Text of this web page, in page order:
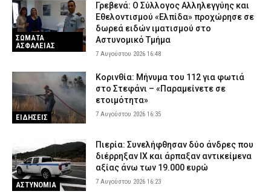
ΣΩΜΑΤΑ
ΑΣΦΑΛΕΙΑΣ
Γρεβενά: Ο Σύλλογος Αλληλεγγύης και
Εθελοντισμού «Ελπίδα» προχώρησε σε
δωρεά ειδών ιματισμού στο
Αστυνομικό Τμήμα
7 Αυγούστου 2026 16:48
ΕΙΔΗΣΕΙΣ
Κορινθία: Μήνυμα του 112 για φωτιά
στο Στεφάνι – «Παραμείνετε σε
ετοιμότητα»
7 Αυγούστου 2026 16:35
ΑΣΤΥΝΟΜΙΑ
Πιερία: Συνελήφθησαν δύο άνδρες που
διέρρηξαν ΙΧ και άρπαξαν αντικείμενα
αξίας άνω των 19.000 ευρώ
7 Αυγούστου 2026 16:23